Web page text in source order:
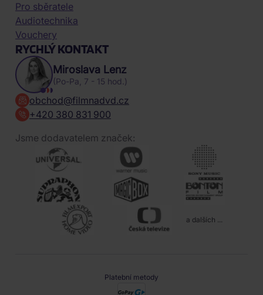
Pro sběratele
Audiotechnika
Vouchery
RYCHLÝ KONTAKT
Miroslava Lenz
(Po-Pa, 7 - 15 hod.)
obchod@filmnadvd.cz
+420 380 831 900
Jsme dodavatelem značek:
a dalších ...
Platební metody